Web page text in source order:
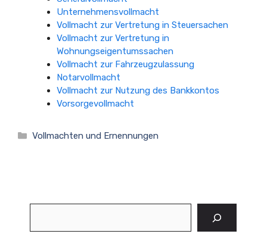
Unternehmensvollmacht
Vollmacht zur Vertretung in Steuersachen
Vollmacht zur Vertretung in
Wohnungseigentumssachen
Vollmacht zur Fahrzeugzulassung
Notarvollmacht
Vollmacht zur Nutzung des Bankkontos
Vorsorgevollmacht
Kategorien
Vollmachten und Ernennungen